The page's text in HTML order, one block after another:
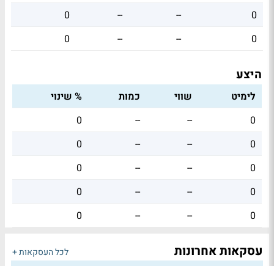
0
--
--
0
0
--
--
0
היצע
לימיט שווי כמות
% שינוי
0
--
--
0
0
--
--
0
0
--
--
0
0
--
--
0
0
--
--
0
עסקאות אחרונות
לכל העסקאות +